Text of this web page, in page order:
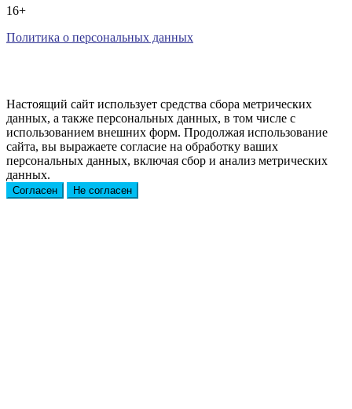
16+
Политика о персональных данных
Настоящий сайт использует средства сбора метрических
данных, а также персональных данных, в том числе с
использованием внешних форм. Продолжая использование
сайта, вы выражаете согласие на обработку ваших
персональных данных, включая сбор и анализ метрических
данных.
Согласен Не согласен